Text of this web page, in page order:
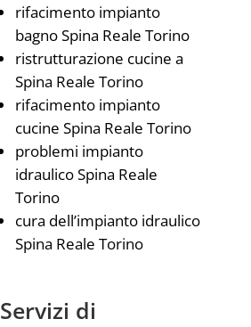
rifacimento impianto
bagno Spina Reale Torino
ristrutturazione cucine a
Spina Reale Torino
rifacimento impianto
cucine Spina Reale Torino
problemi impianto
idraulico Spina Reale
Torino
cura dell’impianto idraulico
Spina Reale Torino
Servizi di